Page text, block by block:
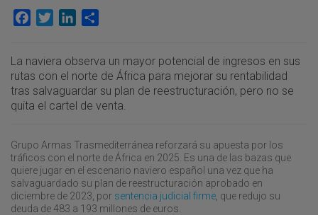
Facebook
TwitterLinkedIn
La naviera observa un mayor potencial de ingresos en sus
rutas con el norte de África para mejorar su rentabilidad
tras salvaguardar su plan de reestructuración, pero no se
quita el cartel de venta.
Grupo Armas Trasmediterránea reforzará su apuesta por los
tráficos con el norte de África en 2025. Es una de las bazas que
quiere jugar en el escenario naviero español una vez que ha
salvaguardado su plan de reestructuración aprobado en
diciembre de 2023, por sentencia judicial firme , que redujo su
deuda de 483 a 193 millones de euros.